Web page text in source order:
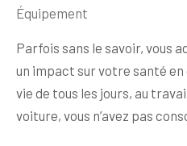
Équipement
Parfois sans le savoir, vous
un impact sur votre santé en
vie de tous les jours, au
voiture, vous n’avez pas